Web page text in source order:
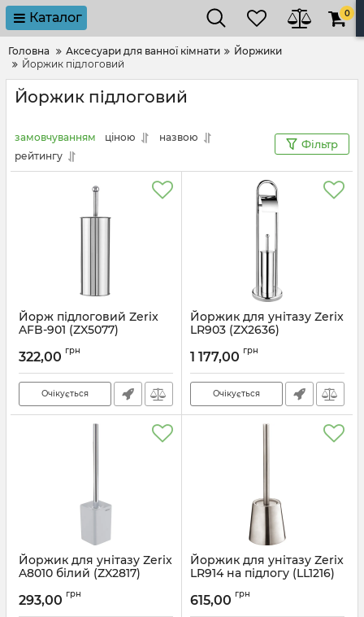
Каталог 0
Головна Аксесуари для ванної кімнати
Йоржики
Йоржик підлоговий
Йоржик підлоговий
замовчуванням ціною
назвою
рейтингу
Фільтр
Йорж підлоговий Zerix
AFB-901 (ZX5077)
322,00 грн
Очікується
Йоржик для унітазу Zerix
LR903 (ZX2636)
1 177,00 грн
Очікується
Йоржик для унітазу Zerix
A8010 білий (ZX2817)
293,00 грн
Йоржик для унітазу Zerix
LR914 на підлогу (LL1216)
615,00 грн